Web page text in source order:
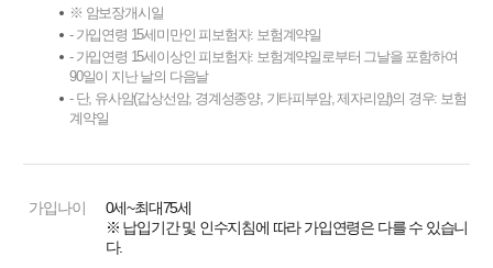
※ 암보장개시일
- 가입연령 15세미만인 피보험자: 보험계약일
- 가입연령 15세이상인 피보험자: 보험계약일로부터 그날을 포함하여
90일이 지난 날의 다음날
- 단, 유사암(갑상선암, 경계성종양, 기타피부암, 제자리암)의 경우: 보험
계약일
가입나이
0세~최대75세
※ 납입기간 및 인수지침에 따라 가입연령은 다를 수 있습니
다.